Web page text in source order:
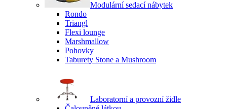
Modulární sedací nábytek
Rondo
Triangl
Flexi lounge
Marshmallow
Pohovky
Taburety Stone a Mushroom
Laboratorní a provozní židle